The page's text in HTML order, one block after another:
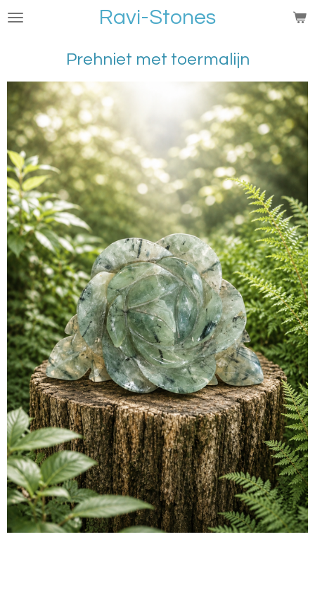
Ga
hoofdinhoud
Ravi-Stones
Prehniet met toermalijn